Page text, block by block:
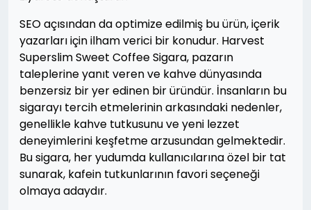
SEO açısından da optimize edilmiş bu ürün, içerik
yazarları için ilham verici bir konudur. Harvest
Superslim Sweet Coffee Sigara, pazarın
taleplerine yanıt veren ve kahve dünyasında
benzersiz bir yer edinen bir üründür. İnsanların bu
sigarayı tercih etmelerinin arkasındaki nedenler,
genellikle kahve tutkusunu ve yeni lezzet
deneyimlerini keşfetme arzusundan gelmektedir.
Bu sigara, her yudumda kullanıcılarına özel bir tat
sunarak, kafein tutkunlarının favori seçeneği
olmaya adaydır.